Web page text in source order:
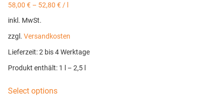
58,00 € – 52,80 € / l
inkl. MwSt.
zzgl. Versandkosten
Lieferzeit:2 bis 4 Werktage
Produkt enthält: 1
– 2,5
Select options